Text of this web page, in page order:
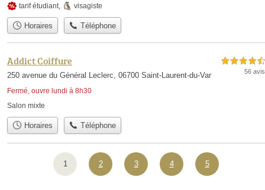
tarif étudiant
visagiste
Horaires Téléphone
Addict Coiffure
250 avenue du Général Leclerc, 06700 Saint-Laurent-du-Var
Fermé, ouvre lundi à 8h30
4,5 étoiles sur 5
56 avis
Salon mixte
Horaires Téléphone
1 2 3 4 5